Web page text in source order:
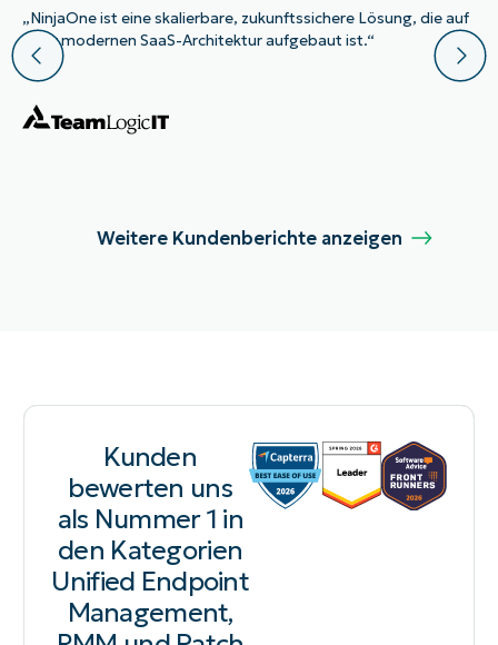
„NinjaOne ist eine skalierbare, zukunftssichere Lösung, die auf
einer modernen SaaS-Architektur aufgebaut ist.“
Weitere Kundenberichte anzeigen
Kunden
bewerten uns
als Nummer 1 in
den Kategorien
Unified Endpoint
Management,